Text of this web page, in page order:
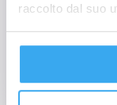
raccolto dal suo
Security
Cyber